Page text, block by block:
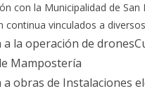
con la Municipalidad de
continua vinculados a
a la operación de
Mampostería
obras de Instalaciones